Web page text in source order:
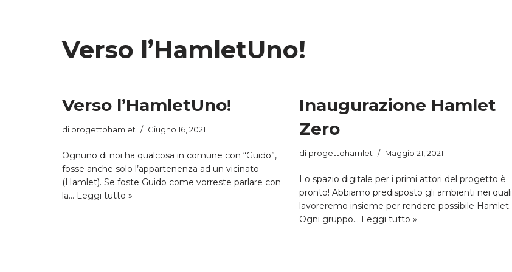
Verso l’HamletUno!
Verso l’HamletUno!
di progettohamlet Giugno 16, 2021
Ognuno di noi ha qualcosa in comune con “Guido”,
fosse anche solo l’appartenenza ad un vicinato
(Hamlet). Se foste Guido come vorreste parlare con
la… Leggi tutto »
Inaugurazione Hamlet
Zero
di progettohamlet Maggio 21, 2021
Lo spazio digitale per i primi attori del progetto è
pronto! Abbiamo predisposto gli ambienti nei quali
lavoreremo insieme per rendere possibile Hamlet.
Ogni gruppo… Leggi tutto »